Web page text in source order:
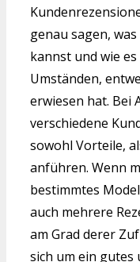
genau sagen,
kannst und wie
Umständen,
erwiesen hat. Bei
verschiedene
sowohl Vorteile,
anführen. Wenn
bestimmtes
auch mehrere
am Grad derer
sich um ein